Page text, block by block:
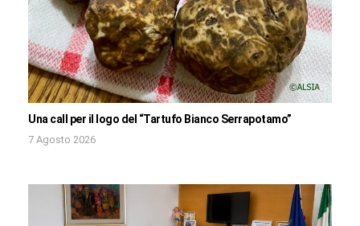
Una call per il logo del “Tartufo Bianco Serrapotamo”
7 Agosto 2026